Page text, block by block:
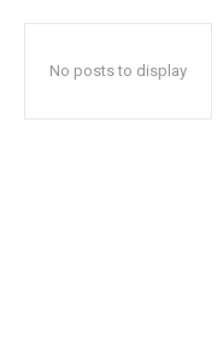
No posts to display